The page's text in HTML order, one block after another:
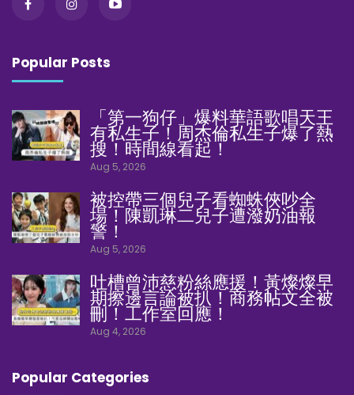
Popular Posts
「第一狗仔」爆料華語歌唱天王
有私生子！周杰倫私生子爆了熱
搜！時間線看起！
Aug 5, 2026
被控帶三個兒子看蜘蛛俠吵全
場！陳凱琳二兒子遭潑奶油報
警！
Aug 5, 2026
吐槽曾沛慈粉絲應援！黃燦燦早
期擦邊言論被扒！商務帖文全被
刪！工作室回應！
Aug 4, 2026
Popular Categories